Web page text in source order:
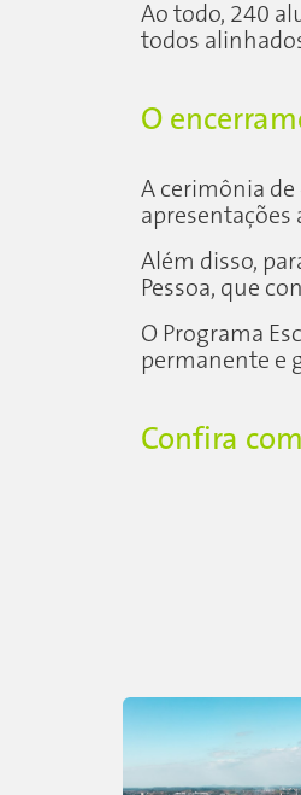
Ao todo, 240
todos
O
A cerimônia
apresentações
Além disso,
Pessoa, que
O Programa
permanente e
Confira